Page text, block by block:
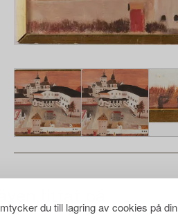
du till lagring av cookies på din